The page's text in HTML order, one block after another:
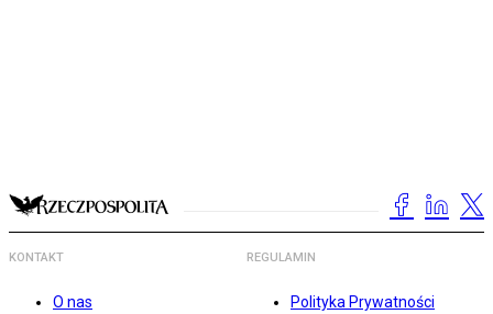
KONTAKT
O nas
REGULAMIN
Polityka Prywatności